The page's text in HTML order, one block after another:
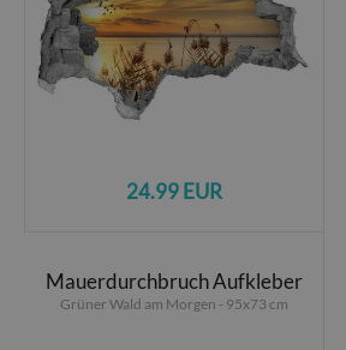
24.99 EUR
Mauerdurchbruch Aufkleber
Grüner Wald am Morgen - 95x73 cm